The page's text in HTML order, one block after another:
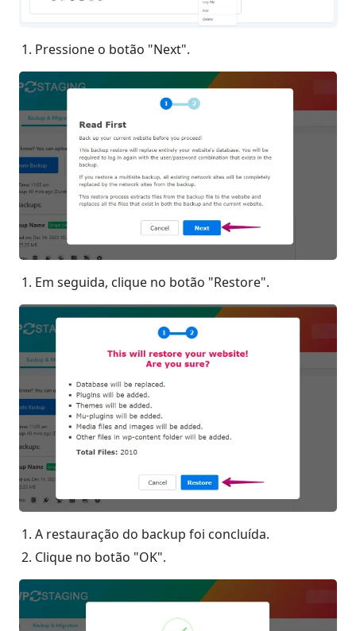
Pressione o botão "Next".
Em seguida, clique no botão "Restore".
A restauração do backup foi concluída.
Clique no botão "OK".